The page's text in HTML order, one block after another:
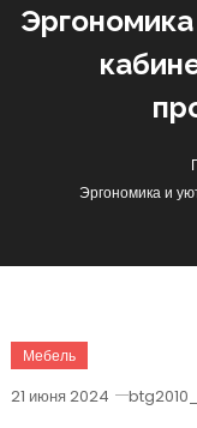
Эргономика и
Мебель
21 июня 2024